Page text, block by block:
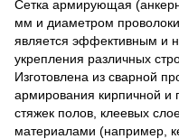
Сетка армирующая
мм и диаметром
является эффективным и
укрепления различных
Изготовлена ​​из сварной
армирования кирпичной и
стяжек полов, клеевых
материалами (например,